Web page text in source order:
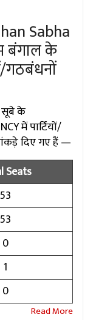
Sabha
बंगाल के
गठबंधनों
सूबे के
में पार्टियों/
दिए गए हैं —
Seats
53
53
0
1
0